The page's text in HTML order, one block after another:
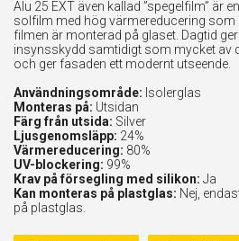
Alu 25 EXT även kallad ”spegelfilm” är
solfilm med hög värmereducering som
filmen är monterad på glaset. Dagtid
insynsskydd samtidigt som mycket av
och ger fasaden ett modernt utseende.
Användningsområde: Isolerglas
Monteras på: Utsidan
Färg från utsida: Silver
Ljusgenomsläpp: 24%
Värmereducering: 80%
UV-blockering: 99%
Krav på försegling med silikon: Ja
Kan monteras på plastglas: Nej,
på plastglas.